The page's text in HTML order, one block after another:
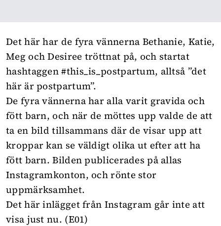
Det här har de fyra vännerna Bethanie, Katie,
Meg och Desiree tröttnat på, och startat
hashtaggen #this_is_postpartum, alltså ”det
här är postpartum”.
De fyra vännerna har alla varit gravida och
fött barn, och när de möttes upp valde de att
ta en bild tillsammans där de visar upp att
kroppar kan se väldigt olika ut efter att ha
fött barn. Bilden publicerades på allas
Instagramkonton, och rönte stor
uppmärksamhet.
Det här inlägget från Instagram går inte att
visa just nu. (E01)